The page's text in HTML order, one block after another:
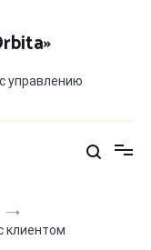
управлению
клиентом